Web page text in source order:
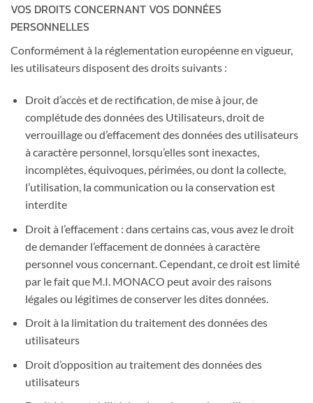
VOS DROITS CONCERNANT VOS DONNÉES
PERSONNELLES
Conformément à la réglementation européenne en vigueur,
les utilisateurs disposent des droits suivants :
Droit d’accès et de rectification, de mise à jour, de
complétude des données des Utilisateurs, droit de
verrouillage ou d’effacement des données des utilisateurs
à caractère personnel, lorsqu’elles sont inexactes,
incomplètes, équivoques, périmées, ou dont la collecte,
l’utilisation, la communication ou la conservation est
interdite
Droit à l’effacement : dans certains cas, vous avez le droit
de demander l’effacement de données à caractère
personnel vous concernant. Cependant, ce droit est limité
par le fait que M.I. MONACO peut avoir des raisons
légales ou légitimes de conserver les dites données.
Droit à la limitation du traitement des données des
utilisateurs
Droit d’opposition au traitement des données des
utilisateurs